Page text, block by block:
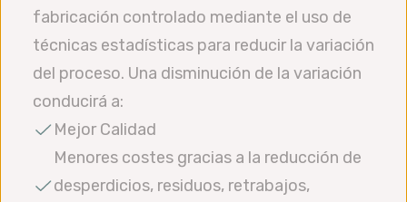
fabricación controlado mediante el uso de
técnicas estadísticas para reducir la variación
del proceso. Una disminución de la variación
conducirá a:
Mejor Calidad
Menores costes gracias a la reducción de
desperdicios, residuos, retrabajos,